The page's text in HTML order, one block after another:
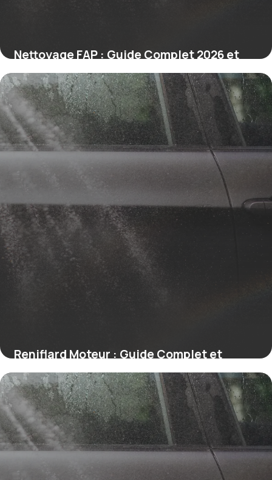
Nettoyage FAP : Guide Complet 2026 et
Prix
8 juillet 2026
Reniflard Moteur : Guide Complet et
Conseils
5 juillet 2026